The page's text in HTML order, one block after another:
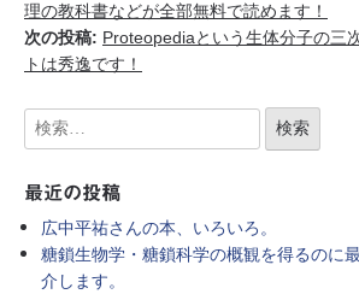
理の教科書などが全部無料で読めます！
次の投稿: Proteopediaという生体分子の三
トは秀逸です！
最近の投稿
広中平祐さんの本、いろいろ。
糖鎖生物学・糖鎖科学の概観を得るのに
介します。